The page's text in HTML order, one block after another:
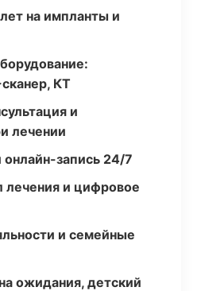
на импланты и
КТ
и
лечении
онлайн-запись 24/7
и цифровое
и семейные
ожидания, детский